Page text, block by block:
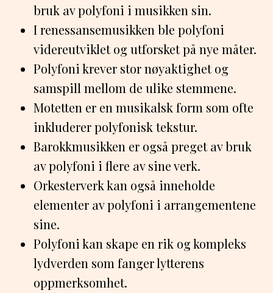
bruk av polyfoni i musikken sin.
I renessansemusikken ble polyfoni
videreutviklet og utforsket på nye måter.
Polyfoni krever stor nøyaktighet og
samspill mellom de ulike stemmene.
Motetten er en musikalsk form som ofte
inkluderer polyfonisk tekstur.
Barokkmusikken er også preget av bruk
av polyfoni i flere av sine verk.
Orkesterverk kan også inneholde
elementer av polyfoni i arrangementene
sine.
Polyfoni kan skape en rik og kompleks
lydverden som fanger lytterens
oppmerksomhet.